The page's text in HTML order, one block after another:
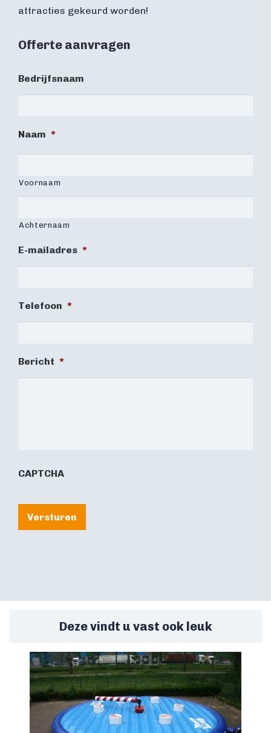
attracties gekeurd worden!
Offerte aanvragen
Bedrijfsnaam
Naam *
Voornaam
Achternaam
E-mailadres *
Telefoon *
Bericht *
CAPTCHA
Versturen
Deze vindt u vast ook leuk